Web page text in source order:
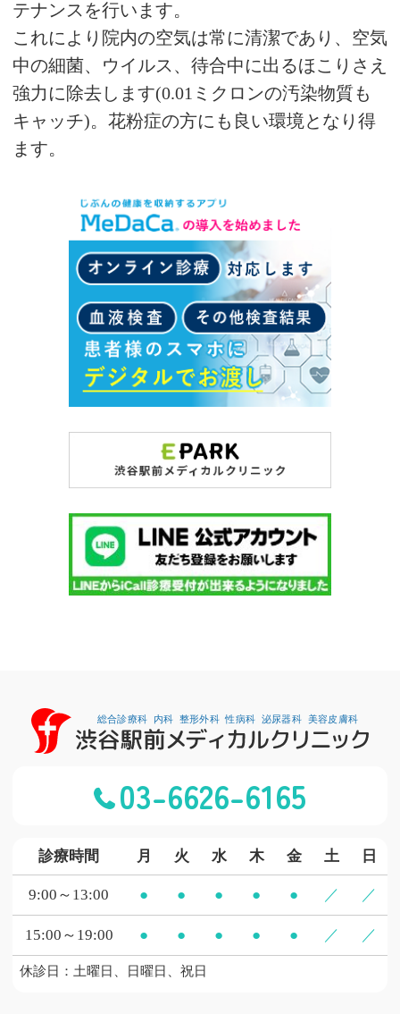
テナンスを行います。
これにより院内の空気は常に清潔であり、空気
中の細菌、ウイルス、待合中に出るほこりさえ
強力に除去します(0.01ミクロンの汚染物質も
キャッチ)。花粉症の方にも良い環境となり得
ます。
03-6626-6165
診療時間 月 火 水 木 金 土 日
9:00～13:00 ● ● ● ● ● ／ ／
15:00～19:00 ● ● ● ● ● ／ ／
休診日：土曜日、日曜日、祝日